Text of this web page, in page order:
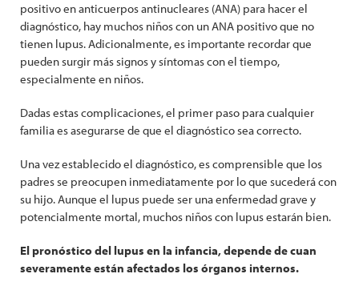
positivo en anticuerpos antinucleares (ANA) para hacer el
diagnóstico, hay muchos niños con un ANA positivo que no
tienen lupus. Adicionalmente, es importante recordar que
pueden surgir más signos y síntomas con el tiempo,
especialmente en niños.
Dadas estas complicaciones, el primer paso para cualquier
familia es asegurarse de que el diagnóstico sea correcto.
Una vez establecido el diagnóstico, es comprensible que los
padres se preocupen inmediatamente por lo que sucederá con
su hijo. Aunque el lupus puede ser una enfermedad grave y
potencialmente mortal, muchos niños con lupus estarán bien.
El pronóstico del lupus en la infancia, depende de cuan
severamente están afectados los órganos internos.